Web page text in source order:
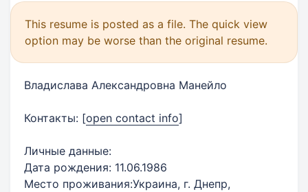
This resume is posted as a file. The quick view
option may be worse than the original resume.
Владислава Александровна Манейло
Контакты: [open contact info]
Личные данные:
Дата рождения: 11.06.1986
Место проживания:Украина, г. Днепр,